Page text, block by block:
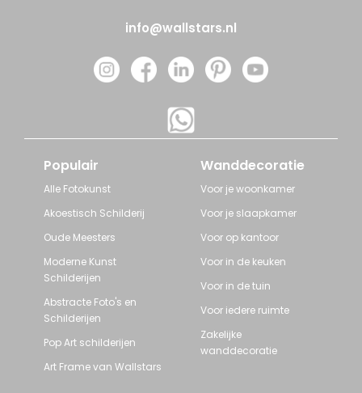
info@wallstars.nl
Populair
Alle Fotokunst
Akoestisch Schilderij
Oude Meesters
Moderne Kunst
Schilderijen
Abstracte Foto's en
Schilderijen
Pop Art schilderijen
Art Frame van Wallstars
Wanddecoratie
Voor je woonkamer
Voor je slaapkamer
Voor op kantoor
Voor in de keuken
Voor in de tuin
Voor iedere ruimte
Zakelijke
wanddecoratie